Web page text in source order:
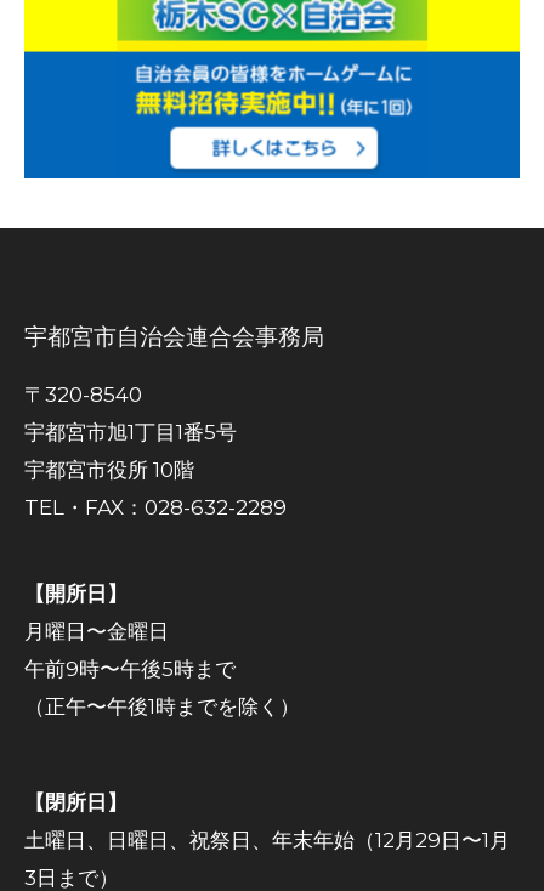
宇都宮市自治会連合会事務局
〒320-8540
宇都宮市旭1丁目1番5号
宇都宮市役所 10階
TEL・FAX：028-632-2289
【開所日】
月曜日〜金曜日
午前9時〜午後5時まで
（正午〜午後1時までを除く）
【閉所日】
土曜日、日曜日、祝祭日、年末年始（12月29日〜1月
3日まで）